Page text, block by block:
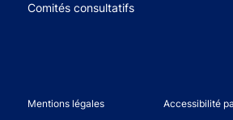
Comités consultatifs
Footer legal notice menu
Mentions légales Accessibilité